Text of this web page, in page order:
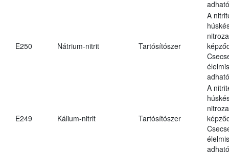
E250 Nátrium-nitrit Tartósítószer
A
E249 Kálium-nitrit Tartósítószer
A